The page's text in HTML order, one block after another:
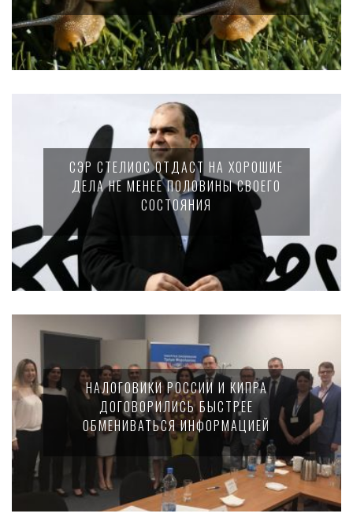
СЭР СТЕЛИОС ОТДАСТ НА ХОРОШИЕ
ДЕЛА НЕ МЕНЕЕ ПОЛОВИНЫ СВОЕГО
СОСТОЯНИЯ
НАЛОГОВИКИ РОССИИ И КИПРА
ДОГОВОРИЛИСЬ БЫСТРЕЕ
ОБМЕНИВАТЬСЯ ИНФОРМАЦИЕЙ